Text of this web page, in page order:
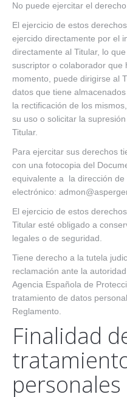
No puede ejercitar el
El ejercicio de estos
ejercido directamente por el
directamente al Titular, lo
suscriptor o colaborador que
momento, puede dirigirse al
datos que tiene
la rectificación de los
su uso o solicitar la
Titular.
Para ejercitar sus derechos
con una fotocopia del
equivalente a la dirección de
electrónico:
El ejercicio de estos
Titular esté obligado a
legales o de seguridad.
Tiene derecho a la tutela
reclamación ante la
Agencia Española de
tratamiento de datos
Reglamento.
Finalidad
personales